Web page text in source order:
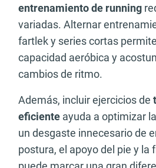
entrenamiento de running
variadas. Alternar
fartlek y series cortas
capacidad aeróbica y
cambios de ritmo.
Además, incluir ejercicios de
eficiente ayuda a optimizar
un desgaste innecesario de
postura, el apoyo del pie y la